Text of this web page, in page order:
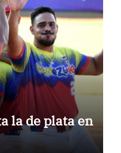
la de plata en